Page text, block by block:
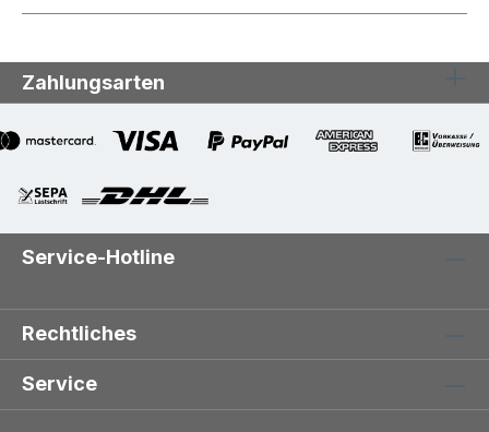
Zahlungsarten
Service-Hotline
Rechtliches
Service